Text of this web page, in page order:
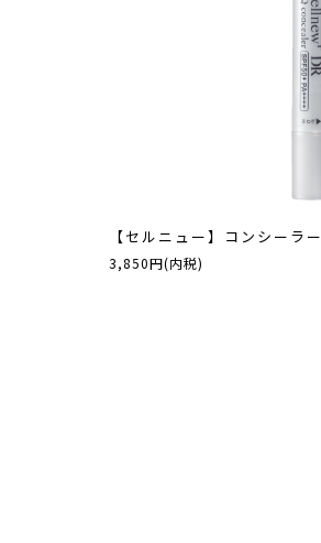
【セルニュー】コンシーラー
3,850円(内税)